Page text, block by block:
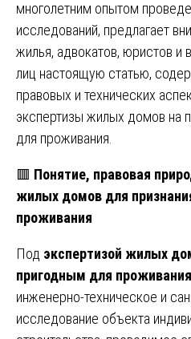
многолетним опытом
исследований, предлагает
жилья, адвокатов, юристов и
лиц настоящую статью,
правовых и технических
экспертизы жилых домов на
для проживания.
🟥 Понятие, правовая
жилых домов для
проживания
Под экспертизой жилых
пригодным для проживания
инженерно-техническое и
исследование объекта